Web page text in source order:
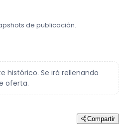
de publicación.
histórico. Se irá rellenando
oferta.
Compartir